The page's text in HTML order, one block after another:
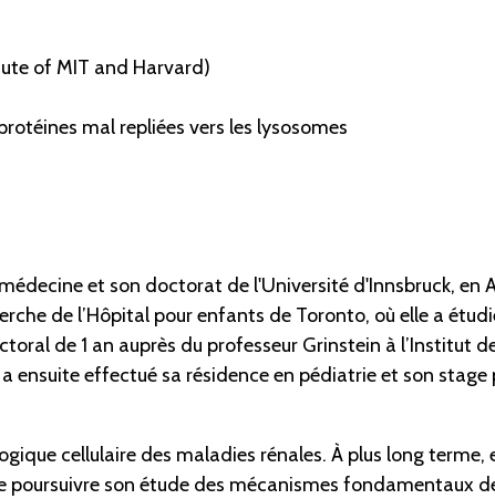
of MIT and Harvard)
mal repliées vers les lysosomes
et son doctorat de l'Université d'Innsbruck, en
de l’Hôpital pour enfants de Toronto, où elle a
de 1 an auprès du professeur Grinstein à l’Institut
ensuite effectué sa résidence en pédiatrie et son
cellulaire des maladies rénales. À plus long
son étude des mécanismes fondamentaux